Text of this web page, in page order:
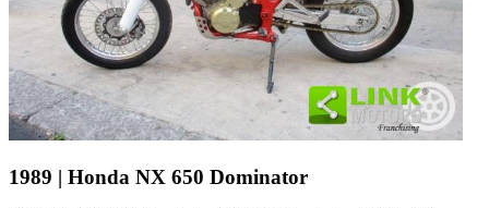
1989 | Honda NX 650 Dominator